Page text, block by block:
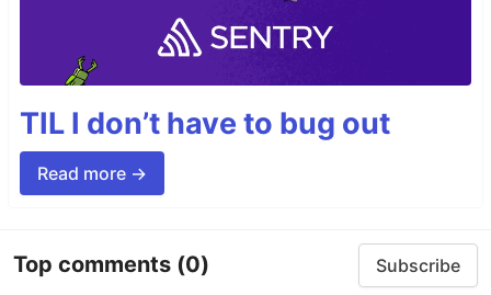
TIL I don’t have to bug out
Read more →
Top comments (0) Subscribe